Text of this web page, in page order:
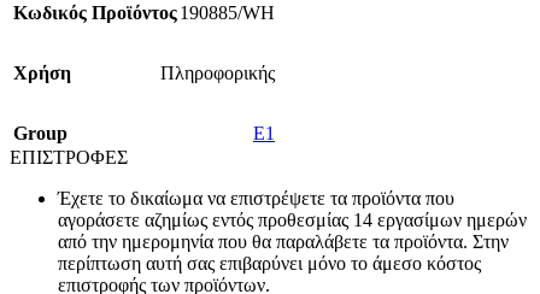
Κωδικός Προϊόντος190885/WH
Χρήση Πληροφορικής
Group
E1
ΕΠΙΣΤΡΟΦΕΣ
Έχετε το δικαίωμα να επιστρέψετε τα προϊόντα που
αγοράσετε αζημίως εντός προθεσμίας 14 εργασίμων ημερών
από την ημερομηνία που θα παραλάβετε τα προϊόντα. Στην
περίπτωση αυτή σας επιβαρύνει μόνο το άμεσο κόστος
επιστροφής των προϊόντων.